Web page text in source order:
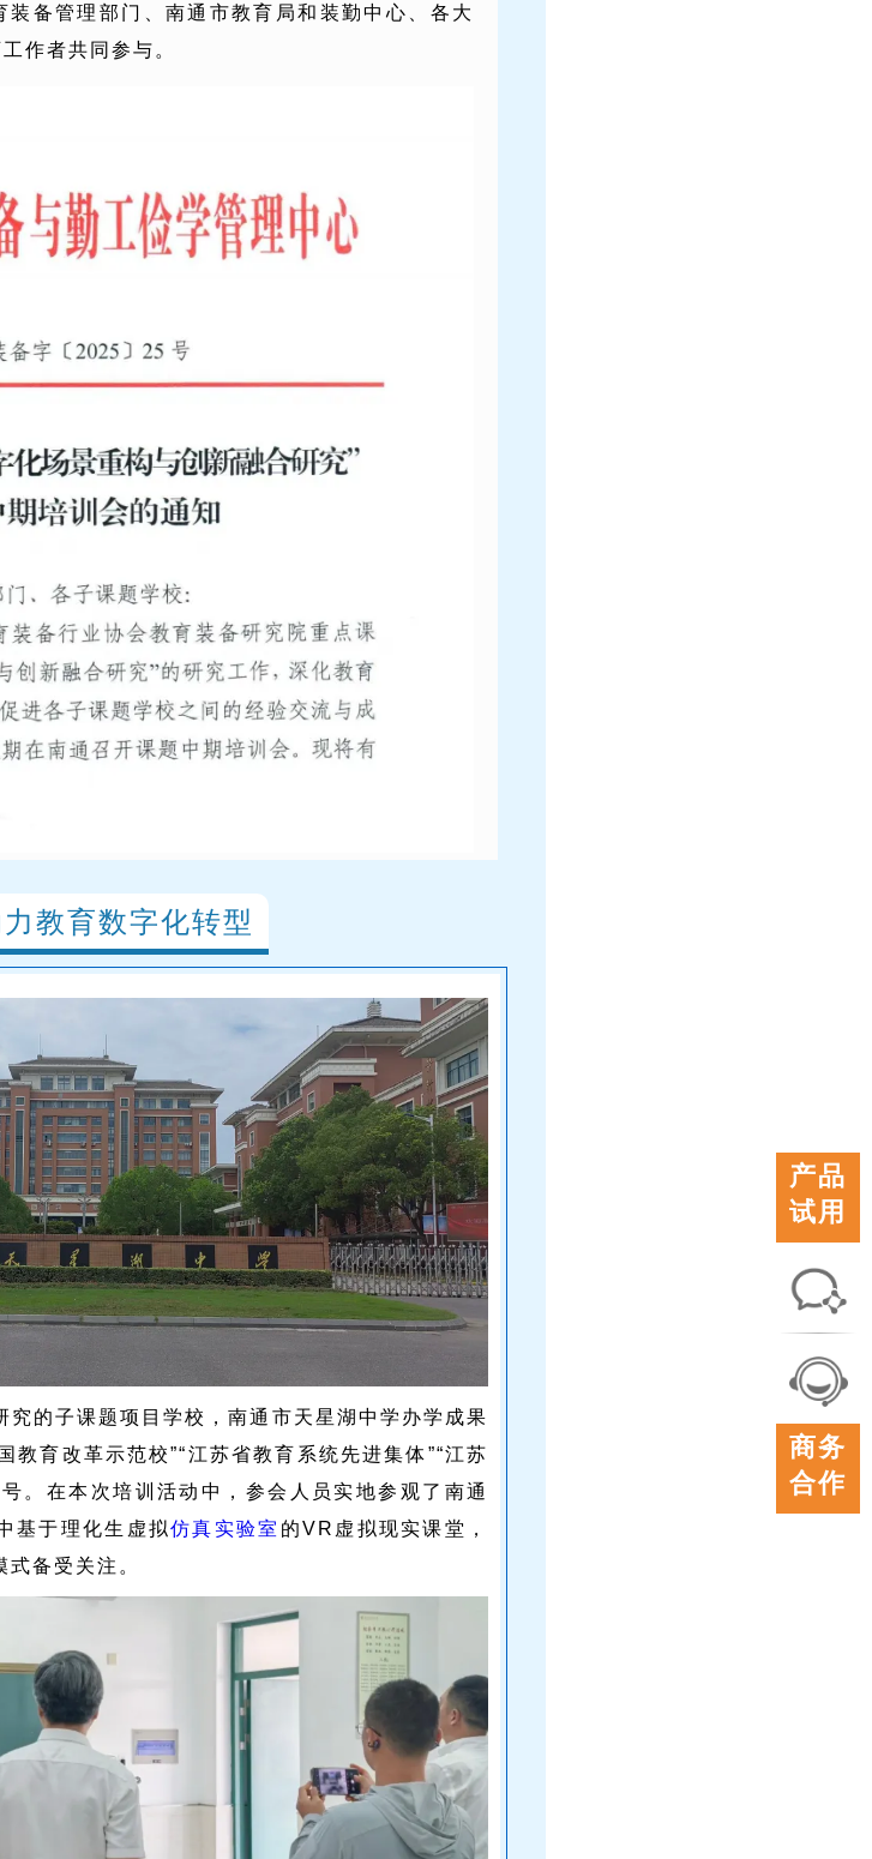
备管理部门、南通市教育局和装勤中心、各大
作者共同参与。
教育数字化转型
的子课题项目学校，南通市天星湖中学办学成果
教育改革示范校”“江苏省教育系统先进集体”“江苏
。在本次培训活动中，参会人员实地参观了南通
基于理化生虚拟仿真实验室 的VR虚拟现实课堂，
备受关注。
产品
试用
联系
我们
在线
客服
商务
合作